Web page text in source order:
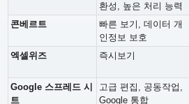
환성, 높은 처리 능력
콘베르트
빠른 보기, 데이터 개
인정보 보호
엑셀위즈
즉시보기
Google 스프레드 시
트
고급 편집, 공동작업,
Google 통합